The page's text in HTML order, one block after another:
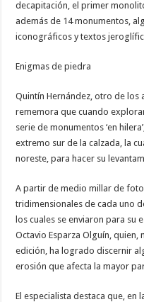
decapitación, el primer
además de 14 monumentos,
iconográficos y textos
Enigmas de piedra
Quintín Hernández, otro de los
rememora que cuando
serie de monumentos ‘en
extremo sur de la calzada, la
noreste, para hacer su
A partir de medio millar de
tridimensionales de cada uno
los cuales se enviaron para su
Octavio Esparza Olguín,
edición, ha logrado discernir
erosión que afecta la mayor
El especialista destaca que, en